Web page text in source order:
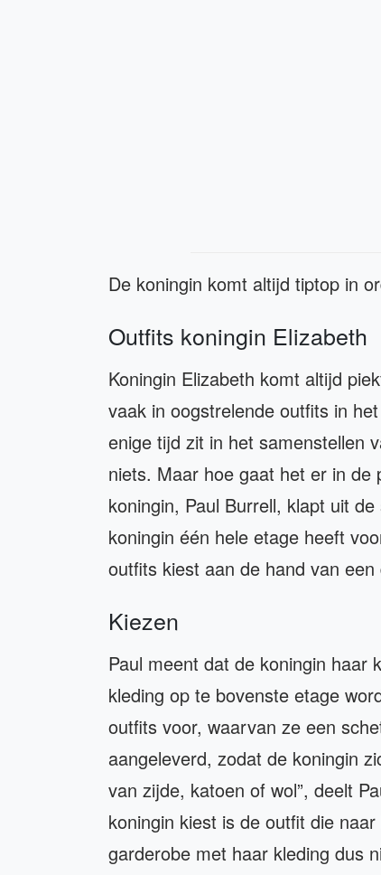
De koningin komt altijd tiptop in
Outfits koningin Elizabeth
Koningin Elizabeth komt altijd
vaak in oogstrelende outfits in
enige tijd zit in het samenstellen
niets. Maar hoe gaat het er in
koningin, Paul Burrell, klapt uit
koningin één hele etage heeft
outfits kiest aan de hand van
Kiezen
Paul meent dat de koningin haar
kleding op te bovenste etage
outfits voor, waarvan ze een
aangeleverd, zodat de koningin
van zijde, katoen of wol”, deelt
koningin kiest is de outfit die
garderobe met haar kleding dus